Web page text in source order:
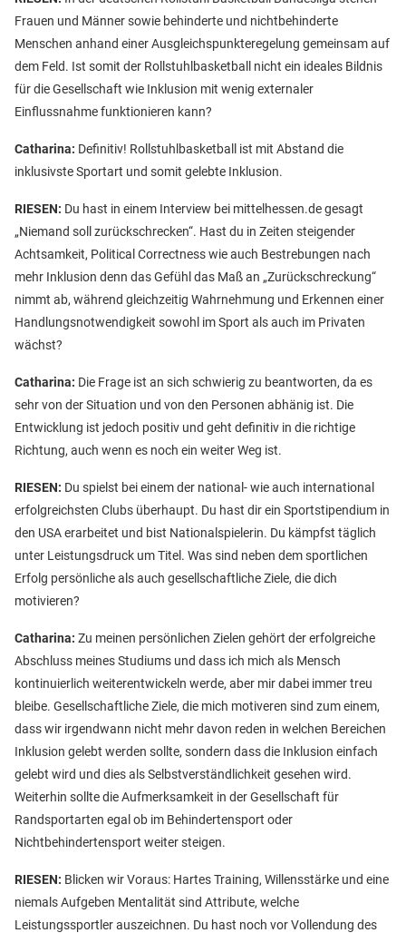
Frauen und Männer sowie behinderte und nichtbehinderte
Menschen anhand einer Ausgleichspunkteregelung gemeinsam auf
dem Feld. Ist somit der Rollstuhlbasketball nicht ein ideales Bildnis
für die Gesellschaft wie Inklusion mit wenig externaler
Einflussnahme funktionieren kann?
Catharina: Definitiv! Rollstuhlbasketball ist mit Abstand die
inklusivste Sportart und somit gelebte Inklusion.
RIESEN: Du hast in einem Interview bei mittelhessen.de gesagt
„Niemand soll zurückschrecken“. Hast du in Zeiten steigender
Achtsamkeit, Political Correctness wie auch Bestrebungen nach
mehr Inklusion denn das Gefühl das Maß an „Zurückschreckung“
nimmt ab, während gleichzeitig Wahrnehmung und Erkennen einer
Handlungsnotwendigkeit sowohl im Sport als auch im Privaten
wächst?
Catharina: Die Frage ist an sich schwierig zu beantworten, da es
sehr von der Situation und von den Personen abhänig ist. Die
Entwicklung ist jedoch positiv und geht definitiv in die richtige
Richtung, auch wenn es noch ein weiter Weg ist.
RIESEN: Du spielst bei einem der national- wie auch international
erfolgreichsten Clubs überhaupt. Du hast dir ein Sportstipendium in
den USA erarbeitet und bist Nationalspielerin. Du kämpfst täglich
unter Leistungsdruck um Titel. Was sind neben dem sportlichen
Erfolg persönliche als auch gesellschaftliche Ziele, die dich
motivieren?
Catharina: Zu meinen persönlichen Zielen gehört der erfolgreiche
Abschluss meines Studiums und dass ich mich als Mensch
kontinuierlich weiterentwickeln werde, aber mir dabei immer treu
bleibe. Gesellschaftliche Ziele, die mich motiveren sind zum einem,
dass wir irgendwann nicht mehr davon reden in welchen Bereichen
Inklusion gelebt werden sollte, sondern dass die Inklusion einfach
gelebt wird und dies als Selbstverständlichkeit gesehen wird.
Weiterhin sollte die Aufmerksamkeit in der Gesellschaft für
Randsportarten egal ob im Behindertensport oder
Nichtbehindertensport weiter steigen.
RIESEN: Blicken wir Voraus: Hartes Training, Willensstärke und eine
niemals Aufgeben Mentalität sind Attribute, welche
Leistungssportler auszeichnen. Du hast noch vor Vollendung des